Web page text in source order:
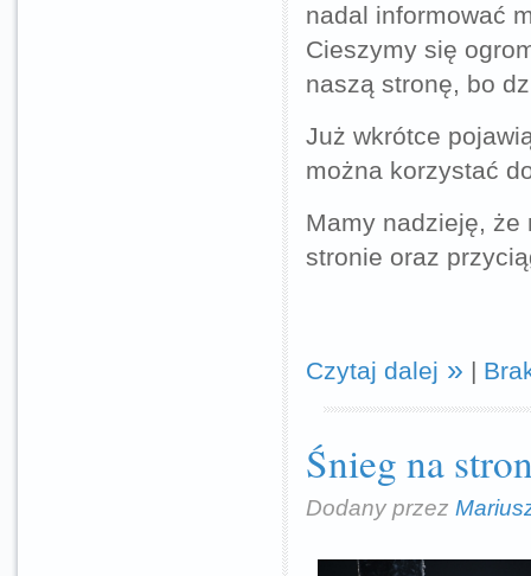
nadal informować
Cieszymy się
naszą stronę, bo
Już wkrótce
można korzystać
Mamy nadzieję, że
stronie oraz
Czytaj dalej |
Śnieg na
Dodany przez